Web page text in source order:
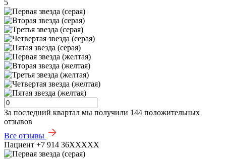
5
За последний квартал мы получили 144 положительных
отзывов
Все отзывы
Пациент +7 914 36XXXXX